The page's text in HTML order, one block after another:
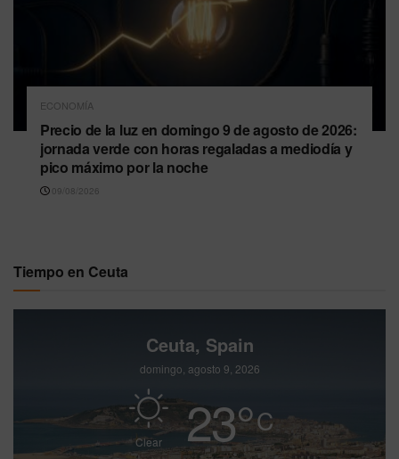
ECONOMÍA
Precio de la luz en domingo 9 de agosto de 2026:
jornada verde con horas regaladas a mediodía y
pico máximo por la noche
09/08/2026
Tiempo en Ceuta
Ceuta, Spain
domingo, agosto 9, 2026
Clear 23°C